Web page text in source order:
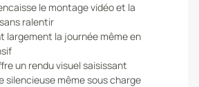
le montage vidéo et la
ralentir
largement la journée même en
un rendu visuel saisissant
silencieuse même sous charge